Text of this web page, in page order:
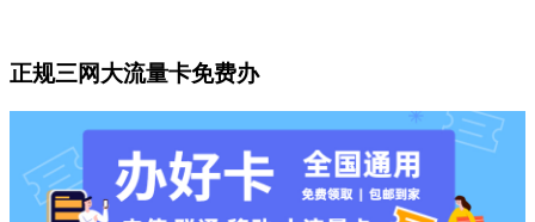
正规三网大流量卡免费办